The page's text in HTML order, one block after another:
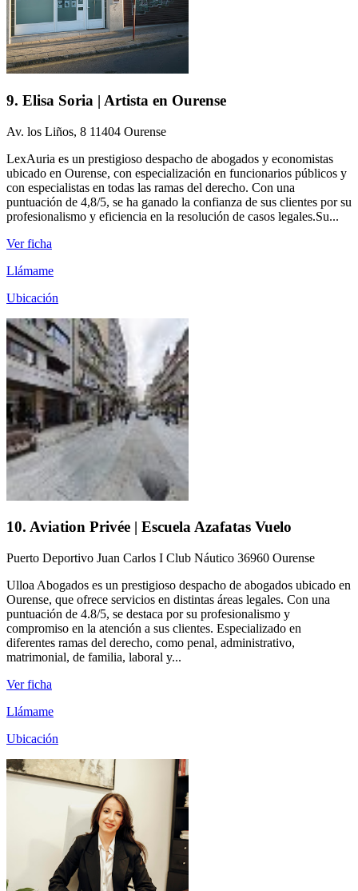
9. Elisa Soria | Artista en Ourense
Av. los Liños, 8 11404 Ourense
LexAuria es un prestigioso despacho de abogados y economistas
ubicado en Ourense, con especialización en funcionarios públicos y
con especialistas en todas las ramas del derecho. Con una
puntuación de 4,8/5, se ha ganado la confianza de sus clientes por su
profesionalismo y eficiencia en la resolución de casos legales.Su...
Ver ficha
Llámame
Ubicación
10. Aviation Privée | Escuela Azafatas Vuelo
Puerto Deportivo Juan Carlos I Club Náutico 36960 Ourense
Ulloa Abogados es un prestigioso despacho de abogados ubicado en
Ourense, que ofrece servicios en distintas áreas legales. Con una
puntuación de 4.8/5, se destaca por su profesionalismo y
compromiso en la atención a sus clientes. Especializado en
diferentes ramas del derecho, como penal, administrativo,
matrimonial, de familia, laboral y...
Ver ficha
Llámame
Ubicación